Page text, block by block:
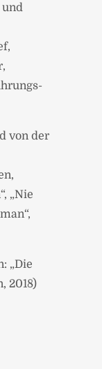
und
von der
„Nie
„Die
2018)